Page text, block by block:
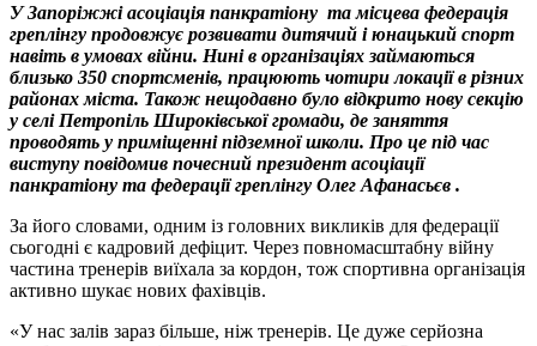
У Запоріжжі асоціація панкратіону та місцева федерація
греплінгу продовжує розвивати дитячий і юнацький спорт
навіть в умовах війни. Нині в організаціях займаються
близько 350 спортсменів, працюють чотири локації в різних
районах міста. Також нещодавно було відкрито нову секцію
у селі Петропіль Широківської громади, де заняття
проводять у приміщенні підземної школи. Про це під час
виступу повідомив почесний президент асоціації
панкратіону та федерації греплінгу Олег Афанасьєв .
За його словами, одним із головних викликів для федерації
сьогодні є кадровий дефіцит. Через повномасштабну війну
частина тренерів виїхала за кордон, тож спортивна організація
активно шукає нових фахівців.
«У нас залів зараз більше, ніж тренерів. Це дуже серйозна